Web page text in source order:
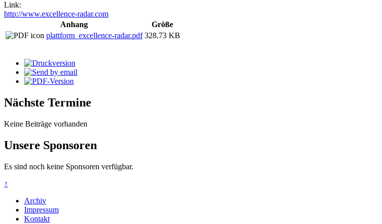
Link:
http://www.excellence-radar.com
Anhang
Größe
plattform_excellence-radar.pdf 328.73 KB
Nächste Termine
Keine Beiträge vorhanden
Unsere Sponsoren
Es sind noch keine Sponsoren verfügbar.
↑
Archiv
Impressum
Kontakt